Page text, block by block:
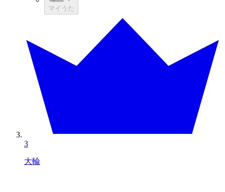
マイうた
3
大輪